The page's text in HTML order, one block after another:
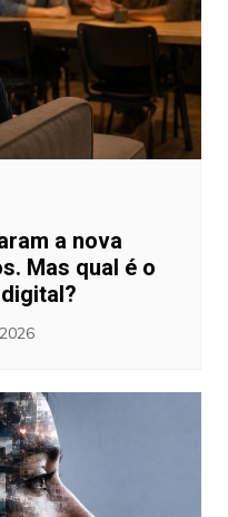
a nova
Mas qual é o